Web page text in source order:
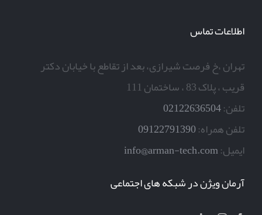
اطلاعات تماس
تهران ،خ فرصت شیرازی، بعد از تقاطع با خیابان دکتر
قریب ، پلاک 83 ، ساختمان 111
تلفن:02122636504
تلفن همراه:09122791390
ایمیل:info@arman-tech.com
آرمان ویژن در شبکه های اجتماعی